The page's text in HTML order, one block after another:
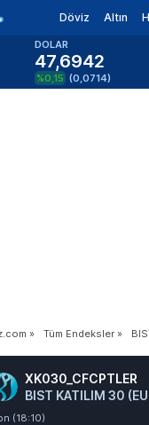
Döviz Altın
DOLAR
47,6942
%0,15 (0,0714)
» Tüm Endeksler »
XK030_CFCPTLER
BIST KATILIM 30
(18:10)